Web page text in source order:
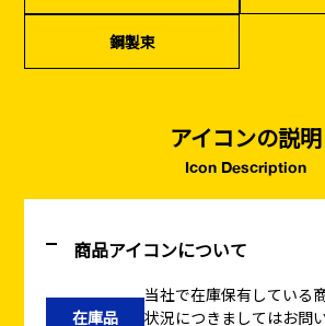
鋼製束
アイコンの説明
Icon Description
商品アイコンについて
在庫品
当社で在庫保有している
状況につきましてはお問